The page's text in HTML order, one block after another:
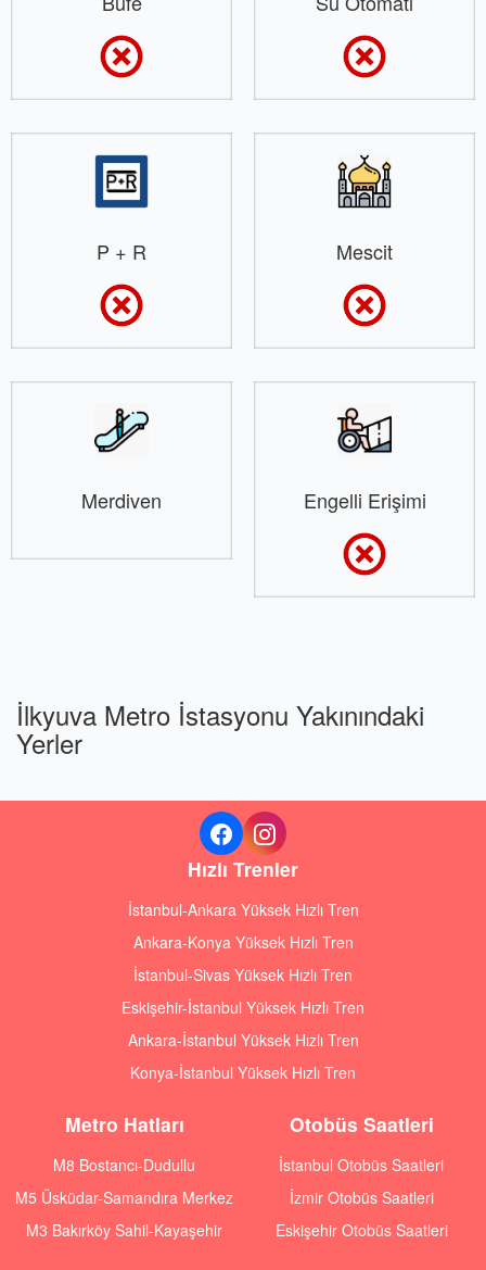
P + R Mescit
Merdiven Engelli Erişimi
İlkyuva Metro İstasyonu Yakınındaki
Yerler
Hızlı Trenler
İstanbul-Ankara Yüksek Hızlı Tren
Ankara-Konya Yüksek Hızlı Tren
İstanbul-Sivas Yüksek Hızlı Tren
Eskişehir-İstanbul Yüksek Hızlı Tren
Ankara-İstanbul Yüksek Hızlı Tren
Konya-İstanbul Yüksek Hızlı Tren
Metro Hatları
M8 Bostancı-Dudullu
M5 Üsküdar-Samandıra Merkez
M3 Bakırköy Sahil-Kayaşehir
Otobüs Saatleri
İstanbul Otobüs Saatleri
İzmir Otobüs Saatleri
Eskişehir Otobüs Saatleri